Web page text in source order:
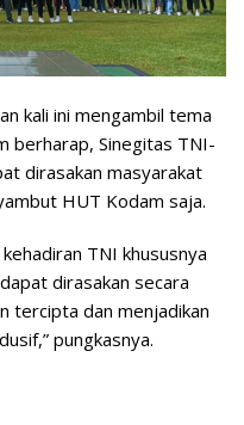
kali ini mengambil tema
berharap, Sinegitas TNI-
dirasakan masyarakat
HUT Kodam saja.
TNI khususnya
dirasakan secara
tercipta dan menjadikan
pungkasnya.